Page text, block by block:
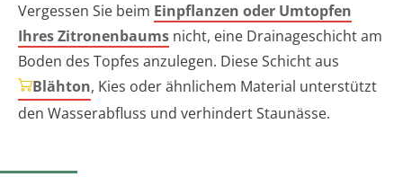
Vergessen Sie beim Einpflanzen oder Umtopfen
Ihres Zitronenbaums nicht, eine Drainageschicht am
Boden des Topfes anzulegen. Diese Schicht aus
Blähton, Kies oder ähnlichem Material unterstützt
den Wasserabfluss und verhindert Staunässe.